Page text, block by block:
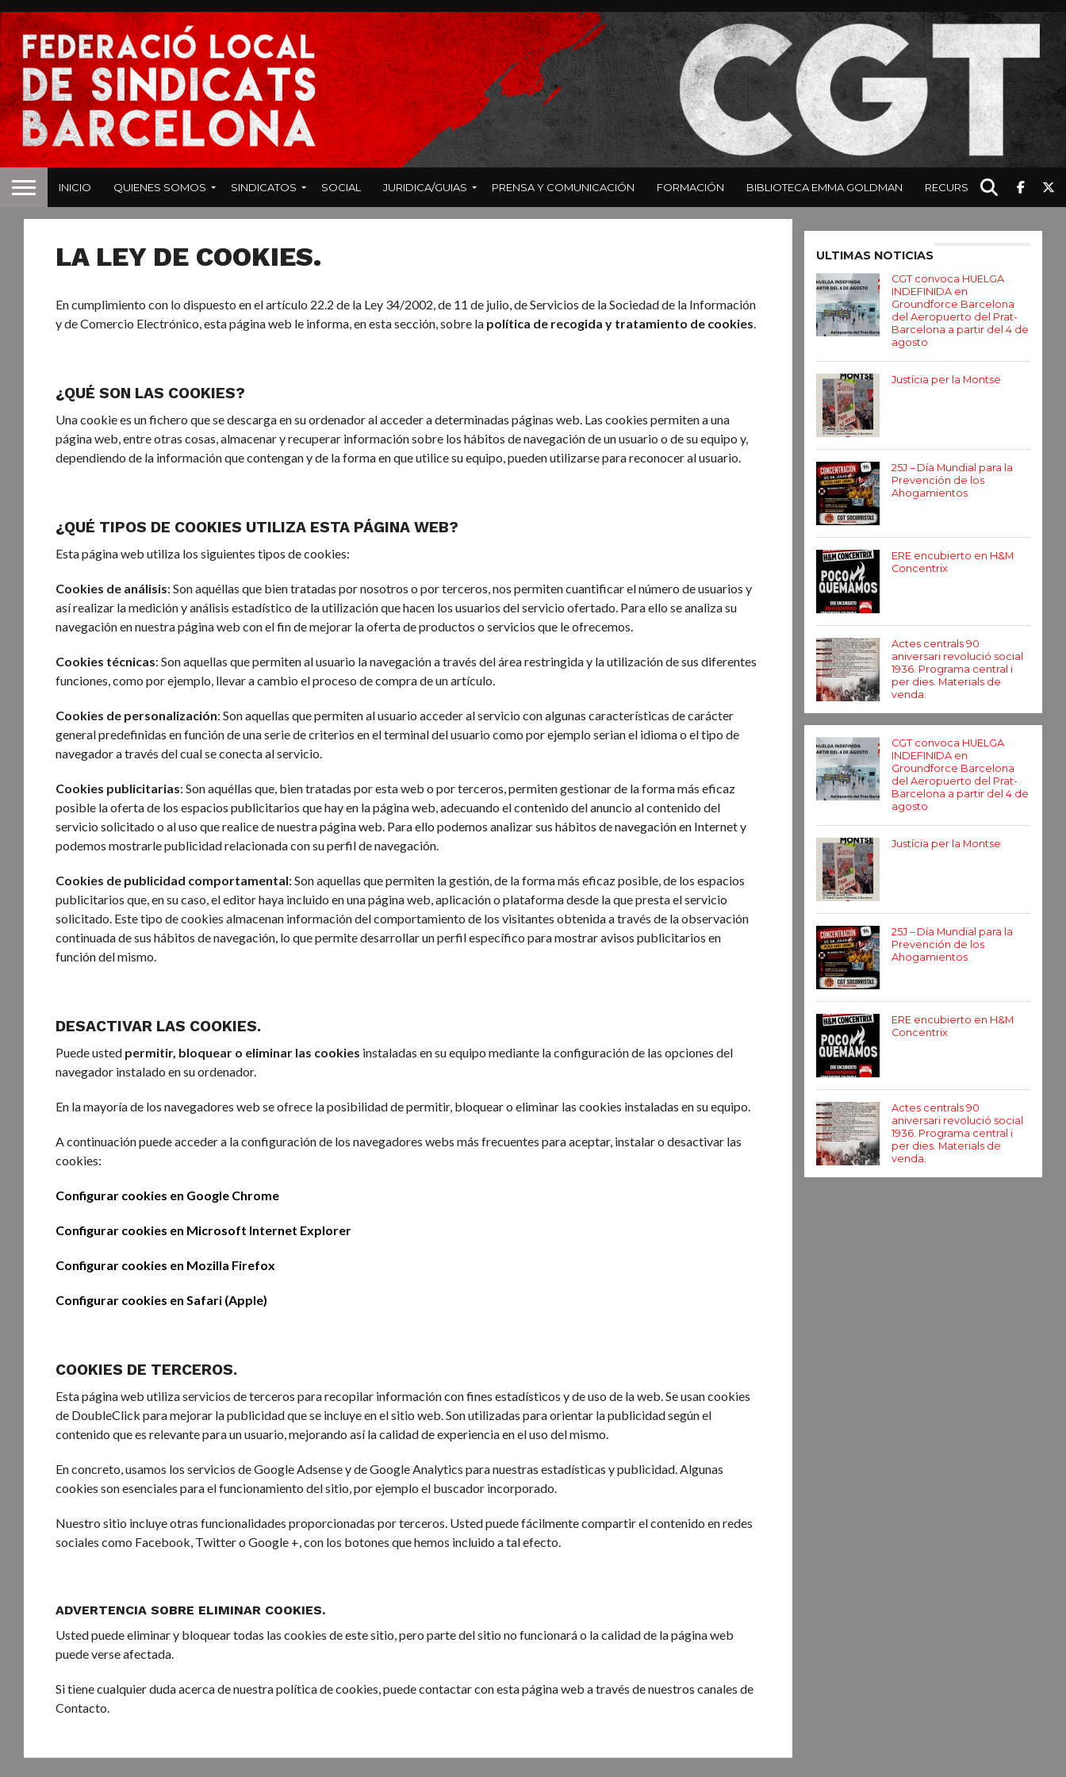
INICIO QUIENES SOMOS SINDICATOS SOCIAL JURIDICA/GUIAS PRENSA Y COMUNICACIÓN FORMACIÓN BIBLIOTECA EMMA GOLDMAN RECURSOS
LA LEY DE COOKIES.
En cumplimiento con lo dispuesto en el artículo 22.2 de la Ley 34/2002, de 11 de julio, de Servicios de la Sociedad de la Información
y de Comercio Electrónico, esta página web le informa, en esta sección, sobre la política de recogida y tratamiento de cookies.
¿QUÉ SON LAS COOKIES?
Una cookie es un fichero que se descarga en su ordenador al acceder a determinadas páginas web. Las cookies permiten a una
página web, entre otras cosas, almacenar y recuperar información sobre los hábitos de navegación de un usuario o de su equipo y,
dependiendo de la información que contengan y de la forma en que utilice su equipo, pueden utilizarse para reconocer al usuario.
¿QUÉ TIPOS DE COOKIES UTILIZA ESTA PÁGINA WEB?
Esta página web utiliza los siguientes tipos de cookies:
Cookies de análisis: Son aquéllas que bien tratadas por nosotros o por terceros, nos permiten cuantificar el número de usuarios y
así realizar la medición y análisis estadístico de la utilización que hacen los usuarios del servicio ofertado. Para ello se analiza su
navegación en nuestra página web con el fin de mejorar la oferta de productos o servicios que le ofrecemos.
Cookies técnicas: Son aquellas que permiten al usuario la navegación a través del área restringida y la utilización de sus diferentes
funciones, como por ejemplo, llevar a cambio el proceso de compra de un artículo.
Cookies de personalización: Son aquellas que permiten al usuario acceder al servicio con algunas características de carácter
general predefinidas en función de una serie de criterios en el terminal del usuario como por ejemplo serian el idioma o el tipo de
navegador a través del cual se conecta al servicio.
Cookies publicitarias: Son aquéllas que, bien tratadas por esta web o por terceros, permiten gestionar de la forma más eficaz
posible la oferta de los espacios publicitarios que hay en la página web, adecuando el contenido del anuncio al contenido del
servicio solicitado o al uso que realice de nuestra página web. Para ello podemos analizar sus hábitos de navegación en Internet y
podemos mostrarle publicidad relacionada con su perfil de navegación.
Cookies de publicidad comportamental: Son aquellas que permiten la gestión, de la forma más eficaz posible, de los espacios
publicitarios que, en su caso, el editor haya incluido en una página web, aplicación o plataforma desde la que presta el servicio
solicitado. Este tipo de cookies almacenan información del comportamiento de los visitantes obtenida a través de la observación
continuada de sus hábitos de navegación, lo que permite desarrollar un perfil específico para mostrar avisos publicitarios en
función del mismo.
DESACTIVAR LAS COOKIES.
Puede usted permitir, bloquear o eliminar las cookies instaladas en su equipo mediante la configuración de las opciones del
navegador instalado en su ordenador.
En la mayoría de los navegadores web se ofrece la posibilidad de permitir, bloquear o eliminar las cookies instaladas en su equipo.
A continuación puede acceder a la configuración de los navegadores webs más frecuentes para aceptar, instalar o desactivar las
cookies:
Configurar cookies en Google Chrome
Configurar cookies en Microsoft Internet Explorer
Configurar cookies en Mozilla Firefox
Configurar cookies en Safari (Apple)
COOKIES DE TERCEROS.
Esta página web utiliza servicios de terceros para recopilar información con fines estadísticos y de uso de la web. Se usan cookies
de DoubleClick para mejorar la publicidad que se incluye en el sitio web. Son utilizadas para orientar la publicidad según el
contenido que es relevante para un usuario, mejorando así la calidad de experiencia en el uso del mismo.
En concreto, usamos los servicios de Google Adsense y de Google Analytics para nuestras estadísticas y publicidad. Algunas
cookies son esenciales para el funcionamiento del sitio, por ejemplo el buscador incorporado.
Nuestro sitio incluye otras funcionalidades proporcionadas por terceros. Usted puede fácilmente compartir el contenido en redes
sociales como Facebook, Twitter o Google +, con los botones que hemos incluido a tal efecto.
ADVERTENCIA SOBRE ELIMINAR COOKIES.
Usted puede eliminar y bloquear todas las cookies de este sitio, pero parte del sitio no funcionará o la calidad de la página web
puede verse afectada.
Si tiene cualquier duda acerca de nuestra política de cookies, puede contactar con esta página web a través de nuestros canales de
Contacto.
ULTIMAS NOTICIAS
CGT convoca HUELGA
INDEFINIDA en
Groundforce Barcelona
del Aeropuerto del Prat-
Barcelona a partir del 4 de
agosto
Justícia per la Montse
25J – Día Mundial para la
Prevención de los
Ahogamientos
ERE encubierto en H&M
Concentrix
Actes centrals 90
aniversari revolució social
1936. Programa central i
per dies. Materials de
venda.
CGT convoca HUELGA
INDEFINIDA en
Groundforce Barcelona
del Aeropuerto del Prat-
Barcelona a partir del 4 de
agosto
Justícia per la Montse
25J – Día Mundial para la
Prevención de los
Ahogamientos
ERE encubierto en H&M
Concentrix
Actes centrals 90
aniversari revolució social
1936. Programa central i
per dies. Materials de
venda.